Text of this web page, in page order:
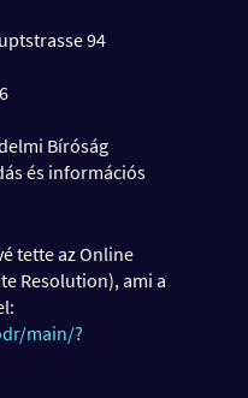
94
Bíróság
és információs
tette az Online
Resolution), ami a
main/?